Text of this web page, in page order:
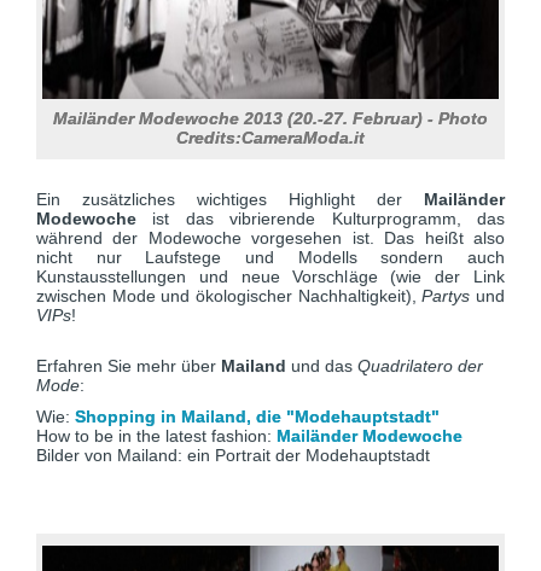
Mailänder Modewoche 2013 (20.-27. Februar) - Photo
Credits:CameraModa.it
Ein zusätzliches wichtiges Highlight der Mailänder
Modewoche ist das vibrierende Kulturprogramm, das
während der Modewoche vorgesehen ist. Das heißt also
nicht nur Laufstege und Modells sondern auch
Kunstausstellungen und neue Vorschläge (wie der Link
zwischen Mode und ökologischer Nachhaltigkeit),Partys und
VIPs!
Erfahren Sie mehr über Mailand und das Quadrilatero der
Mode:
Wie: Shopping in Mailand, die "Modehauptstadt"
How to be in the latest fashion: Mailänder Modewoche
Bilder von Mailand: ein Portrait der Modehauptstadt